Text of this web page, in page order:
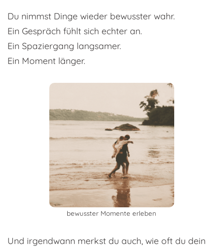
Du nimmst Dinge wieder bewusster wahr.
Ein Gespräch fühlt sich echter an.
Ein Spaziergang langsamer.
Ein Moment länger.
bewusster Momente erleben
Und irgendwann merkst du auch, wie oft du dein